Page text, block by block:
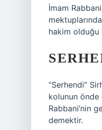
İmam
hakim
“Serhendi”
kolunun önde
Rabbani’nin
demektir.